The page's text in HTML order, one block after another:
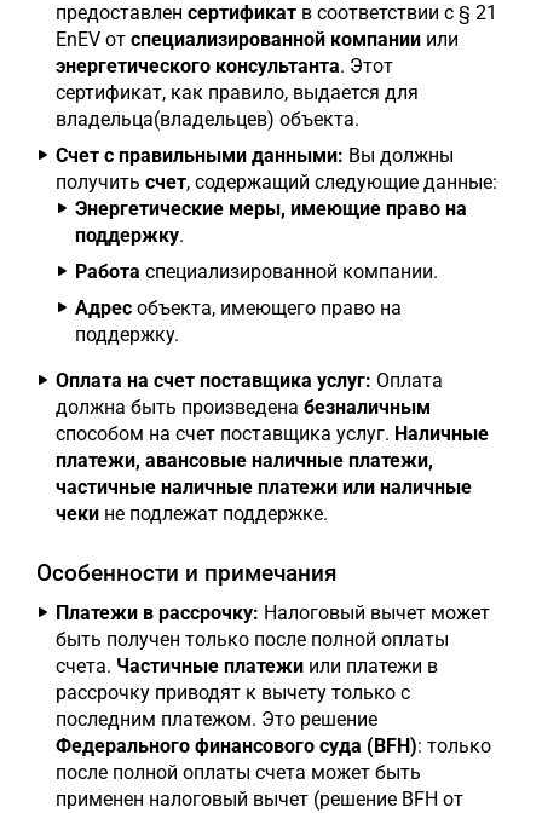
предоставлен сертификат в соответствии с § 21
EnEV от специализированной компании или
энергетического консультанта. Этот
сертификат, как правило, выдается для
владельца(владельцев) объекта.
Счет с правильными данными: Вы должны
получить счет, содержащий следующие данные:
Энергетические меры, имеющие право на
поддержку.
Работа специализированной компании.
Адрес объекта, имеющего право на
поддержку.
Оплата на счет поставщика услуг: Оплата
должна быть произведена безналичным
способом на счет поставщика услуг. Наличные
платежи, авансовые наличные платежи,
частичные наличные платежи или наличные
чеки не подлежат поддержке.
Особенности и примечания
Платежи в рассрочку: Налоговый вычет может
быть получен только после полной оплаты
счета. Частичные платежи или платежи в
рассрочку приводят к вычету только с
последним платежом. Это решение
Федерального финансового суда (BFH): только
после полной оплаты счета может быть
применен налоговый вычет (решение BFH от